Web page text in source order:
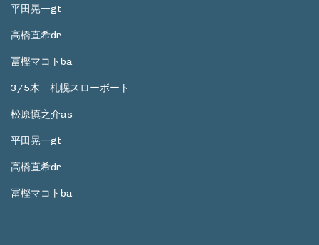
平田晃一gt
高橋直希dr
冨樫マコトba
3/5木 札幌スローボート
松原慎之介as
平田晃一gt
高橋直希dr
冨樫マコトba